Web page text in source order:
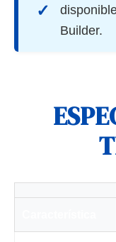
✓
Builder.